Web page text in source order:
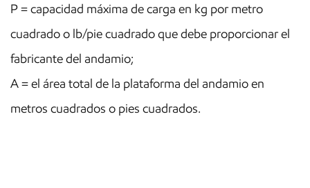
P = capacidad máxima de carga en kg por metro
cuadrado o lb/pie cuadrado que debe proporcionar el
fabricante del andamio;
A = el área total de la plataforma del andamio en
metros cuadrados o pies cuadrados.